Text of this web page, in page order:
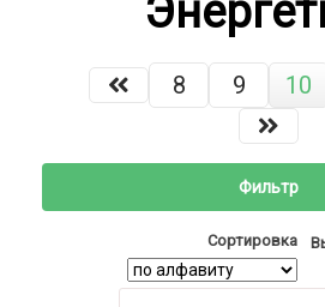
Акции и
8 9 10
Фильтр
Сортировка